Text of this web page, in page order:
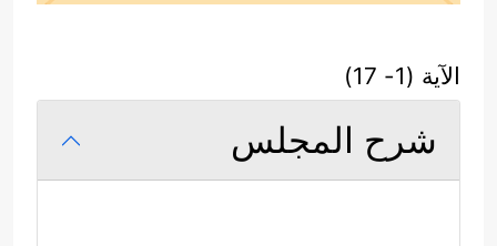
الآية (1- 17)
شرح المجلس